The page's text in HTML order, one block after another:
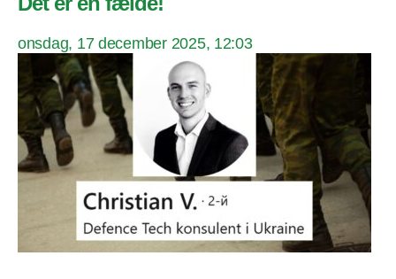
onsdag, 17 december 2025, 12:03